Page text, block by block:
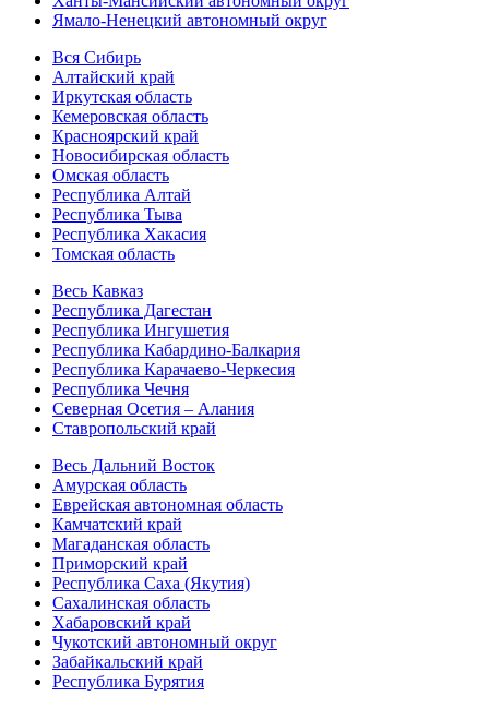
Ямало-Ненецкий автономный округ
Вся Сибирь
Алтайский край
Иркутская область
Кемеровская область
Красноярский край
Новосибирская область
Омская область
Республика Алтай
Республика Тыва
Республика Хакасия
Томская область
Весь Кавказ
Республика Дагестан
Республика Ингушетия
Республика Кабардино-Балкария
Республика Карачаево-Черкесия
Республика Чечня
Северная Осетия – Алания
Ставропольский край
Весь Дальний Восток
Амурская область
Еврейская автономная область
Камчатский край
Магаданская область
Приморский край
Республика Саха (Якутия)
Сахалинская область
Хабаровский край
Чукотский автономный округ
Забайкальский край
Республика Бурятия